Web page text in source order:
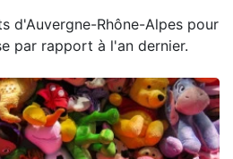
d'Auvergne-Rhône-Alpes pour
par rapport à l'an dernier.